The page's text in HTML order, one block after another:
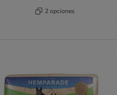
2 opciones